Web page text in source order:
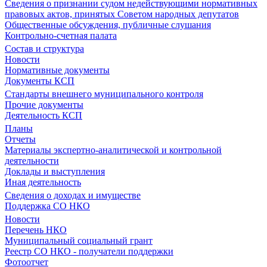
Сведения о признании судом недействующими нормативных
правовых актов, принятых Советом народных депутатов
Общественные обсуждения, публичные слушания
Контрольно-счетная палата
Состав и структура
Новости
Нормативные документы
Документы КСП
Стандарты внешнего муниципального контроля
Прочие документы
Деятельность КСП
Планы
Отчеты
Материалы экспертно-аналитической и контрольной
деятельности
Доклады и выступления
Иная деятельность
Сведения о доходах и имуществе
Поддержка СО НКО
Новости
Перечень НКО
Муниципальный социальный грант
Реестр СО НКО - получатели поддержки
Фотоотчет